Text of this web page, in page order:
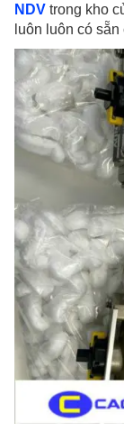
NDV trong kho
luôn luôn có